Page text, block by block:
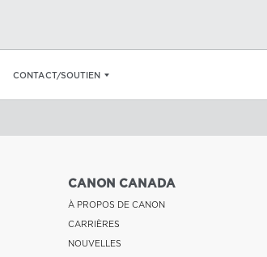
CONTACT/SOUTIEN
CANON CANADA
À PROPOS DE CANON
CARRIÈRES
NOUVELLES